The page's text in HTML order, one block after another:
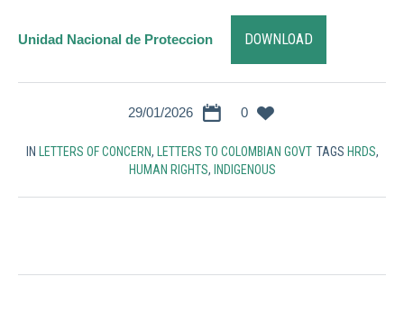
Unidad Nacional de Proteccion DOWNLOAD
29/01/2026 0
IN LETTERS OF CONCERN, LETTERS TO COLOMBIAN GOVT TAGS HRDS,
HUMAN RIGHTS, INDIGENOUS